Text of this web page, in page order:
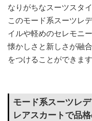
なりがちなスーツスタ
このモード系スーツレ
イルや軽めのセレモニ
懐かしさと新しさが融
をつけることができます
モード系スーツレ
レアスカートで品